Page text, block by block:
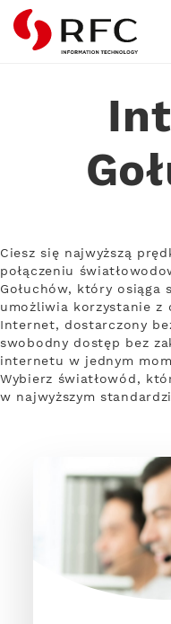
RFC
Ciesz się najwyższą
połączeniu
Gołuchów, który osiąga
umożliwia korzystanie
Internet, dostarczony
swobodny dostęp bez
internetu w jednym
Wybierz światłowód,
w najwyższym